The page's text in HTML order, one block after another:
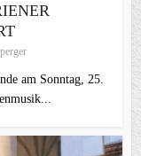
am Sonntag, 25.